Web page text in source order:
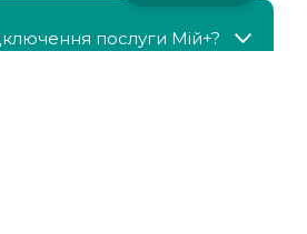
послуги Мій+?